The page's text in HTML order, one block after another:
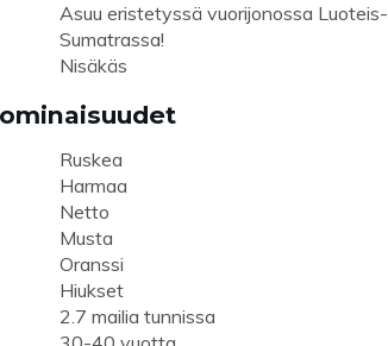
Asuu eristetyssä vuorijonossa Luoteis-
Sumatrassa!
Nisäkäs
Ruskea
Harmaa
Netto
Musta
Oranssi
Hiukset
2.7 mailia tunnissa